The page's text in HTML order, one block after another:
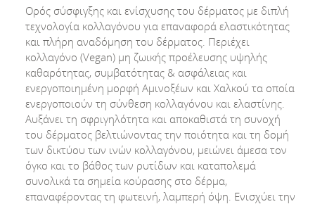
Ορός σύσφιγξης και ενίσχυσης του δέρματος με διπλή
τεχνολογία κολλαγόνου για επαναφορά ελαστικότητας
και πλήρη αναδόμηση του δέρματος. Περιέχει
κολλαγόνο (Vegan) μη ζωικής προέλευσης υψηλής
καθαρότητας, συμβατότητας & ασφάλειας και
ενεργοποιημένη μορφή Αμινοξέων και Χαλκού τα οποία
ενεργοποιούν τη σύνθεση κολλαγόνου και ελαστίνης.
Αυξάνει τη σφριγηλότητα και αποκαθιστά τη συνοχή
του δέρματος βελτιώνοντας την ποιότητα και τη δομή
των δικτύου των ινών κολλαγόνου, μειώνει άμεσα τον
όγκο και το βάθος των ρυτίδων και καταπολεμά
συνολικά τα σημεία κούρασης στο δέρμα,
επαναφέροντας τη φωτεινή, λαμπερή όψη. Ενισχύει την